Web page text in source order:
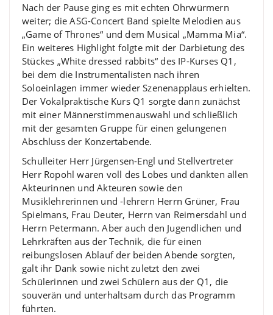
Nach der Pause ging es mit echten Ohrwürmern
weiter; die ASG-Concert Band spielte Melodien aus
„Game of Thrones“ und dem Musical „Mamma Mia“.
Ein weiteres Highlight folgte mit der Darbietung des
Stückes „White dressed rabbits“ des IP-Kurses Q1,
bei dem die Instrumentalisten nach ihren
Soloeinlagen immer wieder Szenenapplaus erhielten.
Der Vokalpraktische Kurs Q1 sorgte dann zunächst
mit einer Männerstimmenauswahl und schließlich
mit der gesamten Gruppe für einen gelungenen
Abschluss der Konzertabende.
Schulleiter Herr Jürgensen-Engl und Stellvertreter
Herr Ropohl waren voll des Lobes und dankten allen
Akteurinnen und Akteuren sowie den
Musiklehrerinnen und -lehrern Herrn Grüner, Frau
Spielmans, Frau Deuter, Herrn van Reimersdahl und
Herrn Petermann. Aber auch den Jugendlichen und
Lehrkräften aus der Technik, die für einen
reibungslosen Ablauf der beiden Abende sorgten,
galt ihr Dank sowie nicht zuletzt den zwei
Schülerinnen und zwei Schülern aus der Q1, die
souverän und unterhaltsam durch das Programm
führten.